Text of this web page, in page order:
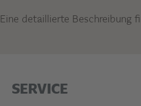
Eine detaillierte Beschreibung
SERVICE